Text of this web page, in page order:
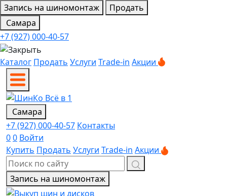
Запись на шиномонтаж
Продать
Самара
+7 (927) 000-40-57
Каталог Продать Услуги Trade-in Акции
Самара
+7 (927) 000-40-57 Контакты
00 Войти
Купить Продать Услуги Trade-in Акции
Запись на шиномонтаж